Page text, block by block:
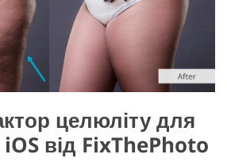
целюліту для
від FixThePhoto